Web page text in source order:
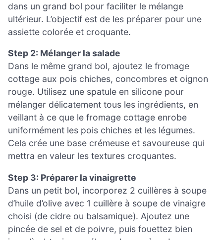
dans un grand bol pour faciliter le mélange
ultérieur. L’objectif est de les préparer pour une
assiette colorée et croquante.
Step 2: Mélanger la salade
Dans le même grand bol, ajoutez le fromage
cottage aux pois chiches, concombres et oignon
rouge. Utilisez une spatule en silicone pour
mélanger délicatement tous les ingrédients, en
veillant à ce que le fromage cottage enrobe
uniformément les pois chiches et les légumes.
Cela crée une base crémeuse et savoureuse qui
mettra en valeur les textures croquantes.
Step 3: Préparer la vinaigrette
Dans un petit bol, incorporez 2 cuillères à soupe
d’huile d’olive avec 1 cuillère à soupe de vinaigre
choisi (de cidre ou balsamique). Ajoutez une
pincée de sel et de poivre, puis fouettez bien